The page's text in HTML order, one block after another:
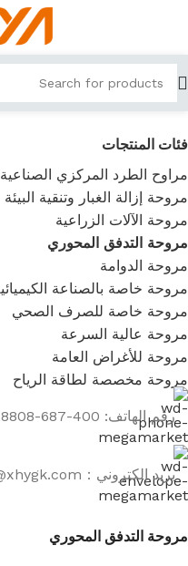
فئات المنتجات
مراوح الطرد المركزي الصناعية
مروحة إزالة الغبار وتنقية البيئة
مروحة الآلات الزراعية
مروحة التدفق المحوري
مروحة الدوامة
مروحة خاصة بالصناعة
مروحة خاصة للصرف الصحي
مروحة عالية السرعة
مروحة للأغراض العامة
مروحة مخصصة لطاقة الرياح
رقم الهاتف: 400-687-8808
بريد إلكتروني：cici@xhygk.com
مروحة التدفق المحوري